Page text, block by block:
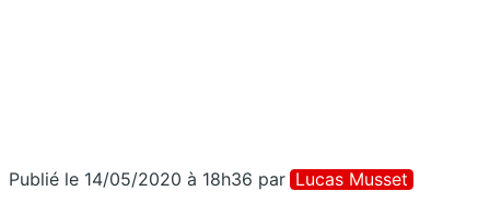
Publié le 14/05/2020 à 18h36 par Lucas Musset